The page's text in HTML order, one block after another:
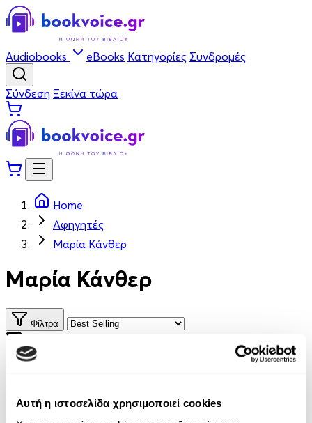
Αυτή η ιστοσελίδα χρησιμοποιεί cookies
Audiobooks eBooks Κατηγορίες Συνδρομές
Σύνδεση Ξεκίνα τώρα
Home
Αφηγητές
Μαρία Κάνθερ
Μαρία Κάνθερ
Φίλτρα
Φίλτρα